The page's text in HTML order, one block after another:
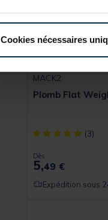
Cookies nécessaires
MACK2
Plomb Flat
[object Object] out
(3)
Dès
5,49 €
Expédition sous